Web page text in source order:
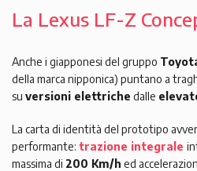
La Lexus LF-Z
Anche i giapponesi del gruppo
della marca nipponica) puntano a
su versioni elettriche dalle
La carta di identità del prototipo
performante: trazione integrale
massima di 200 Km/h ed